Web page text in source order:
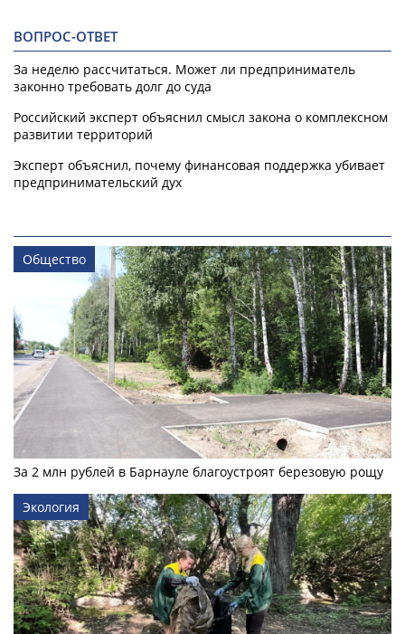
ВОПРОС-ОТВЕТ
За неделю рассчитаться. Может ли предприниматель
законно требовать долг до суда
Российский эксперт объяснил смысл закона о комплексном
развитии территорий
Эксперт объяснил, почему финансовая поддержка убивает
предпринимательский дух
Общество
За 2 млн рублей в Барнауле благоустроят березовую рощу
Экология